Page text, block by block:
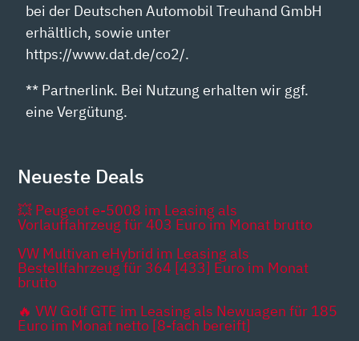
bei der Deutschen Automobil Treuhand GmbH
erhältlich, sowie unter
https://www.dat.de/co2/.
** Partnerlink. Bei Nutzung erhalten wir ggf.
eine Vergütung.
Neueste Deals
💥 Peugeot e-5008 im Leasing als
Vorlauffahrzeug für 403 Euro im Monat brutto
VW Multivan eHybrid im Leasing als
Bestellfahrzeug für 364 [433] Euro im Monat
brutto
🔥 VW Golf GTE im Leasing als Newuagen für 185
Euro im Monat netto [8-fach bereift]